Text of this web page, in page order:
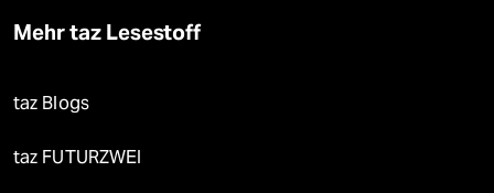
Mehr taz Lesestoff
taz Blogs
taz FUTURZWEI